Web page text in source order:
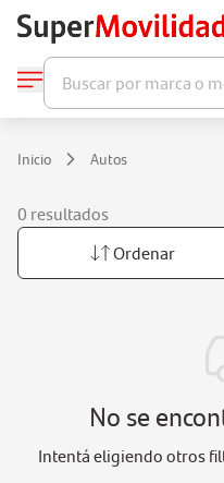
Buscar por marca o
Inicio Autos
0 resultados
Ordenar
No se
Intentá eligiendo otros